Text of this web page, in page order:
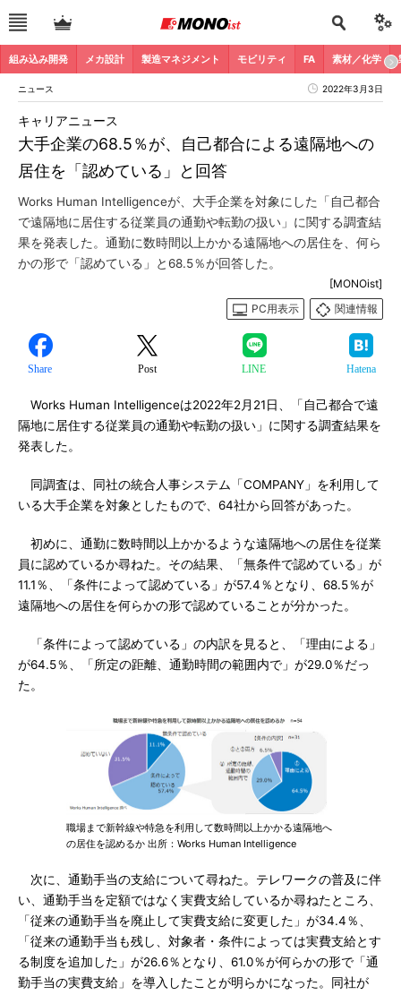
組み込み開発 メカ設計 製造マネジメント モビリティ FA 素材／化学
ニュース 2022年3月3日
大手企業の68.5％が、自己都合による遠隔地への
居住を「認めている」と回答
キャリアニュース
Works Human Intelligenceが、大手企業を対象にした「自己都合
で遠隔地に居住する従業員の通勤や転勤の扱い」に関する調査結
果を発表した。通勤に数時間以上かかる遠隔地への居住を、何ら
かの形で「認めている」と68.5％が回答した。
[MONOist]
PC用表示
関連情報
Share Post LINE Hatena
Works Human Intelligenceは2022年2月21日、「自己都合で遠
隔地に居住する従業員の通勤や転勤の扱い」に関する調査結果を
発表した。
同調査は、同社の統合人事システム「COMPANY」を利用して
いる大手企業を対象としたもので、64社から回答があった。
初めに、通勤に数時間以上かかるような遠隔地への居住を従業
員に認めているか尋ねた。その結果、「無条件で認めている」が
11.1％、「条件によって認めている」が57.4％となり、68.5％が
遠隔地への居住を何らかの形で認めていることが分かった。
「条件によって認めている」の内訳を見ると、「理由による」
が64.5％、「所定の距離、通勤時間の範囲内で」が29.0％だっ
た。
職場まで新幹線や特急を利用して数時間以上かかる遠隔地へ
の居住を認めるか 出所：Works Human Intelligence
次に、通勤手当の支給について尋ねた。テレワークの普及に伴
い、通勤手当を定額ではなく実費支給しているか尋ねたところ、
「従来の通勤手当を廃止して実費支給に変更した」が34.4％、
「従来の通勤手当も残し、対象者・条件によっては実費支給とす
る制度を追加した」が26.6％となり、61.0％が何らかの形で「通
勤手当の実費支給」を導入したことが明らかになった。同社が